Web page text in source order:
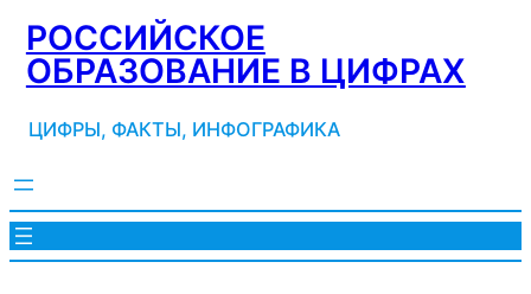
Перейти
содержимому
РОССИЙСКОЕ
ОБРАЗОВАНИЕ В ЦИФРАХ
ЦИФРЫ, ФАКТЫ, ИНФОГРАФИКА